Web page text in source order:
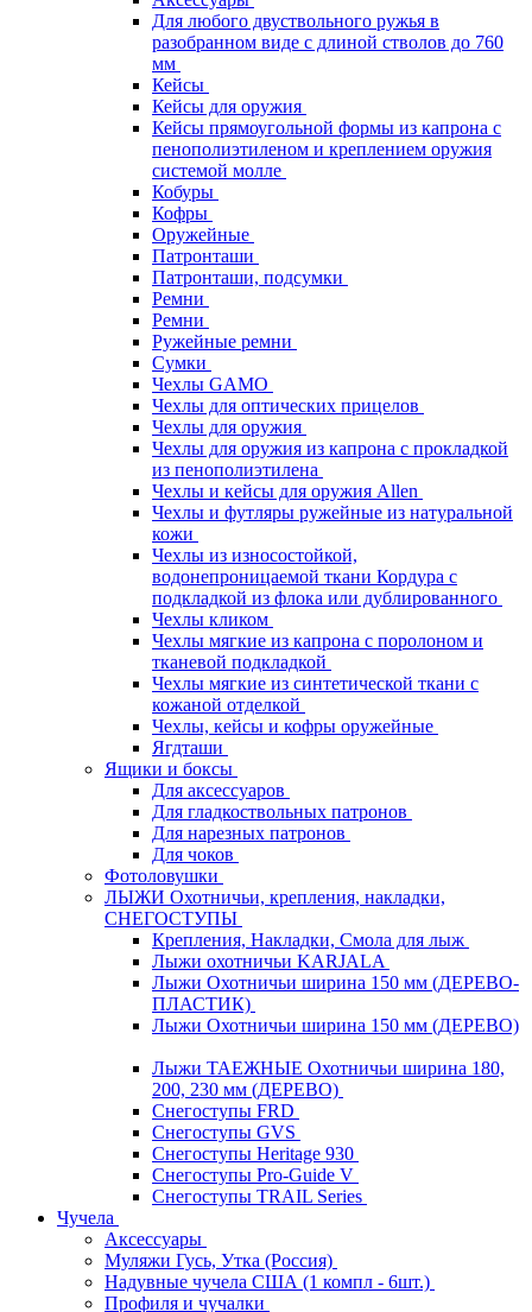
Для любого двуствольного ружья в
разобранном виде с длиной стволов до 760
мм
Кейсы
Кейсы для оружия
Кейсы прямоугольной формы из капрона с
пенополиэтиленом и креплением оружия
системой молле
Кобуры
Кофры
Оружейные
Патронташи
Патронташи, подсумки
Ремни
Ремни
Ружейные ремни
Сумки
Чехлы GAMO
Чехлы для оптических прицелов
Чехлы для оружия
Чехлы для оружия из капрона с прокладкой
из пенополиэтилена
Чехлы и кейсы для оружия Allen
Чехлы и футляры ружейные из натуральной
кожи
Чехлы из износостойкой,
водонепроницаемой ткани Кордура с
подкладкой из флока или дублированного
Чехлы кликом
Чехлы мягкие из капрона с поролоном и
тканевой подкладкой
Чехлы мягкие из синтетической ткани с
кожаной отделкой
Чехлы, кейсы и кофры оружейные
Ягдташи
Ящики и боксы
Для аксессуаров
Для гладкоствольных патронов
Для нарезных патронов
Для чоков
Фотоловушки
ЛЫЖИ Охотничьи, крепления, накладки,
СНЕГОСТУПЫ
Крепления, Накладки, Смола для лыж
Лыжи охотничьи KARJALA
Лыжи Охотничьи ширина 150 мм (ДЕРЕВО-
ПЛАСТИК)
Лыжи Охотничьи ширина 150 мм (ДЕРЕВО)
Лыжи ТАЕЖНЫЕ Охотничьи ширина 180,
200, 230 мм (ДЕРЕВО)
Снегоступы FRD
Снегоступы GVS
Снегоступы Heritage 930
Снегоступы Pro-Guide V
Снегоступы TRAIL Series
Чучела
Аксессуары
Муляжи Гусь, Утка (Россия)
Надувные чучела США (1 компл - 6шт.)
Профиля и чучалки